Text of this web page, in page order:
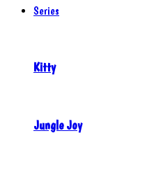
Series
Kitty
Jungle Joy